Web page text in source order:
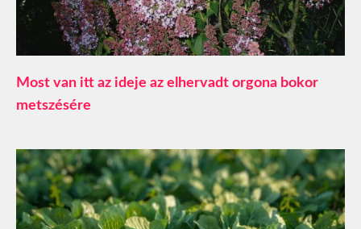
Most van itt az ideje az elhervadt orgona bokor
metszésére